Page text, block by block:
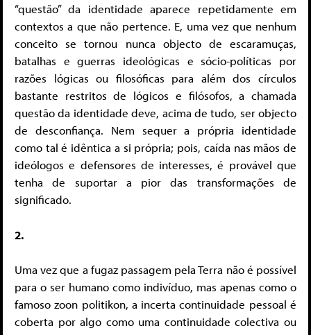
“questão” da identidade aparece repetidamente em
contextos a que não pertence. E, uma vez que nenhum
conceito se tornou nunca objecto de escaramuças,
batalhas e guerras ideológicas e sócio-políticas por
razões lógicas ou filosóficas para além dos círculos
bastante restritos de lógicos e filósofos, a chamada
questão da identidade deve, acima de tudo, ser objecto
de desconfiança. Nem sequer a própria identidade
como tal é idêntica a si própria; pois, caída nas mãos de
ideólogos e defensores de interesses, é provável que
tenha de suportar a pior das transformações de
significado.
2.
Uma vez que a fugaz passagem pela Terra não é possível
para o ser humano como indivíduo, mas apenas como o
famoso zoon politikon, a incerta continuidade pessoal é
coberta por algo como uma continuidade colectiva ou